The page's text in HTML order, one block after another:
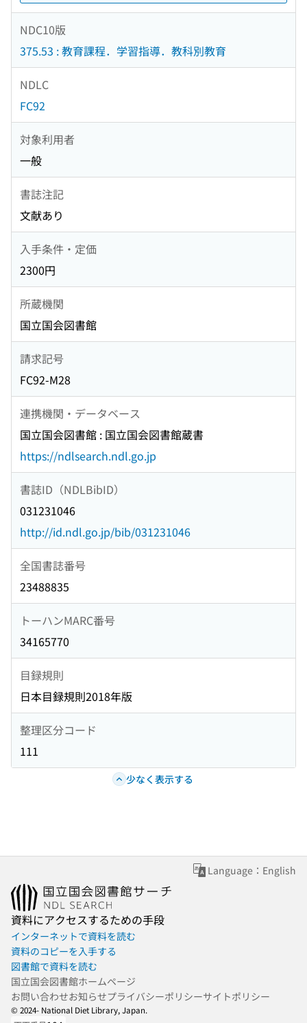
NDC10版
375.53 : 教育課程．学習指導．教科別教育
NDLC
FC92
対象利用者
一般
書誌注記
文献あり
入手条件・定価
2300円
所蔵機関
国立国会図書館
請求記号
FC92-M28
連携機関・データベース
国立国会図書館 : 国立国会図書館蔵書
https://ndlsearch.ndl.go.jp
書誌ID（NDLBibID）
031231046
http://id.ndl.go.jp/bib/031231046
全国書誌番号
23488835
トーハンMARC番号
34165770
目録規則
日本目録規則2018年版
整理区分コード
111
少なく表示する
Language：English
資料にアクセスするための手段
インターネットで資料を読む
資料のコピーを入手する
図書館で資料を読む
国立国会図書館ホームページ
お問い合わせお知らせプライバシーポリシーサイトポリシー
© 2024- National Diet Library, Japan.